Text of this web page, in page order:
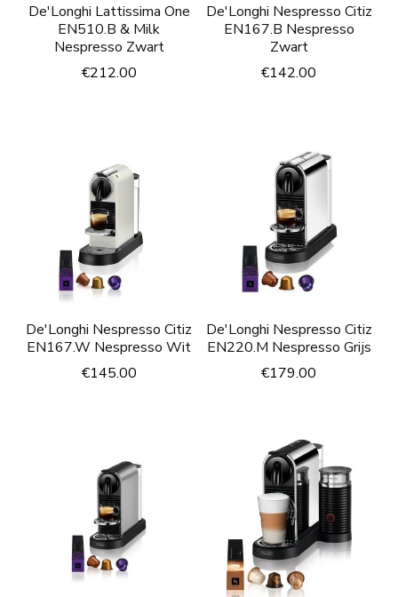
De'Longhi Lattissima One
EN510.B & Milk
Nespresso Zwart
€212.00
De'Longhi Nespresso Citiz
EN167.B Nespresso
Zwart
€142.00
De'Longhi Nespresso Citiz
EN167.W Nespresso Wit
€145.00
De'Longhi Nespresso Citiz
EN220.M Nespresso Grijs
€179.00